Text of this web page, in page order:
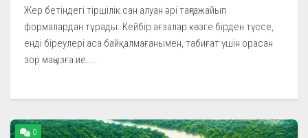
Жер бетіндегі тіршілік сан алуан әрі таңғажайып
формалардан тұрады. Кейбір ағзалар көзге бірден түссе,
енді біреулері аса байқалмағанымен, табиғат үшін орасан
зор маңызға ие....
0